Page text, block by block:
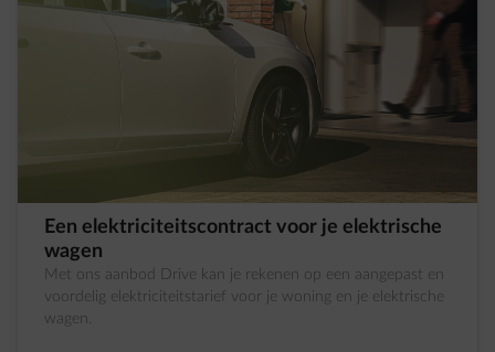
Een elektriciteitscontract voor je elektrische
wagen
Met ons aanbod Drive kan je rekenen op een aangepast en
voordelig elektriciteitstarief voor je woning en je elektrische
wagen.